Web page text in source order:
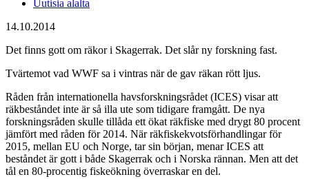
Uutisia alalta
14.10.2014
Det finns gott om räkor i Skagerrak. Det slår ny forskning fast.
Tvärtemot vad WWF sa i vintras när de gav räkan rött ljus.
Råden från internationella havsforskningsrådet (ICES) visar att
räkbeståndet inte är så illa ute som tidigare framgått. De nya
forskningsråden skulle tillåda ett ökat räkfiske med drygt 80 procent
jämfört med råden för 2014. När räkfiskekvotsförhandlingar för
2015, mellan EU och Norge, tar sin början, menar ICES att
beståndet är gott i både Skagerrak och i Norska rännan. Men att det
tål en 80-procentig fiskeökning överraskar en del.